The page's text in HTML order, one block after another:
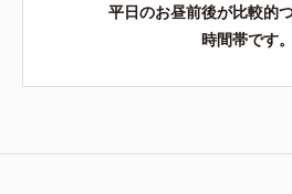
平日のお昼前後が比較的
時間帯です。